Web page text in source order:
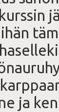
ja